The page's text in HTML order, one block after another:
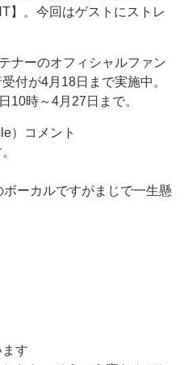
】。今回はゲストにストレ
ナーのオフィシャルファン
付が4月18日まで実施中。
10時～4月27日まで。
）コメント
ーカルですがまじで一生懸
す